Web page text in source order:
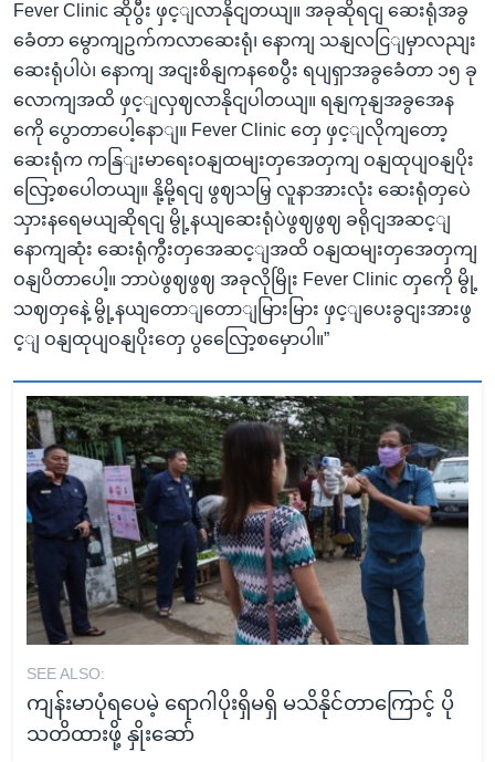
Fever Clinic ဆိုပွီး ဖှင့ျလာနိုငျတယျ။ အခုဆိုရငျ ဆေးရုံအခွ
ခေံတာ မွောကျဥက်ကလာဆေးရုံ၊ နောကျ သနျလငြျမှာလညျး
ဆေးရုံပါပဲ၊ နောကျ အငျးစိနျကနစေပွီး ရပျရှာအခွခေံတာ ၁၅ ခု
လောကျအထိ ဖှင့ျလှဈလာနိုငျပါတယျ။ ရနျကုနျအခွအေန
ကေို ပွောတာပေါ့နောျ။ Fever Clinic တှေ ဖှင့ျလိုကျတော့
ဆေးရုံက ကနြျးမာရေးဝနျထမျးတှအေတှကျ ဝနျထုပျဝနျပိုး
လြော့စပေါတယျ။ နို့မို့ရငျ ဖွဈသမြှ လူနာအားလုံး ဆေးရုံတှပေဲ
သှားနရေမယျဆိုရငျ မွို့နယျဆေးရုံပဲဖွဈဖွဈ ခရိုငျအဆင့ျ
နောကျဆုံး ဆေးရုံကွီးတှအေဆင့ျအထိ ဝနျထမျးတှအေတှကျ
ဝနျပိတာပေါ့။ ဘာပဲဖွဈဖွဈ အခုလိုမြိုး Fever Clinic တှကေို မွို့
သဈတှနေဲ့ မွို့နယျတောျတောျမြားမြား ဖှင့ျပေးခွငျးအားဖွ
င့ျ ဝနျထုပျဝနျပိုးတှေ ပွလြေော့စမှောပါ။”
SEE ALSO:
ကျန်းမာပုံရပေမဲ့ ရောဂါပိုးရှိမရှိ မသိနိုင်တာကြောင့် ပို
သတိထားဖို့ နှိုးဆော်